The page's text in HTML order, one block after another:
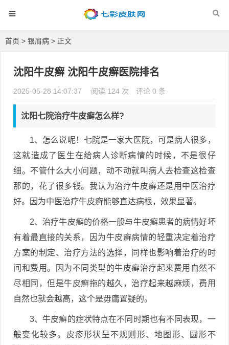
首页 > 银屑病 > 正文
沈阳牛皮癣 沈阳牛皮癣医院排名
2025-05-28 14:07:37 阅读 124 次 评论 0 条
沈阳七院治疗牛皮癣怎么样?
1、怎么说呢！七院是一家大医院，可是病人很多，
这就造成了医生在给病人诊断病情的时候，不是很仔
细。不管什么大小问题，动不动就叫病人去检查这检查
那的，花了很多钱。我认为治疗牛皮癣还是用中医治疗
好。因为中医治疗牛皮癣能够直达病根，效果显著。
2、治疗牛皮癣的价格一般与牛皮癣患者的病情好坏
有着最直接的关系，因为牛皮癣病情的轻重决定着治疗
方案的制定、治疗方法的选择，同样也影响着治疗的时
间和费用。因为不同类型的牛皮癣治疗起来费用自然不
尽相同，但是牛皮癣拖的越久，治疗起来越麻烦，费用
自然也就会越高，这个是毋庸置疑的。
3、牛皮癣的症状特点在不同时期也有不同表现，一
般变化较多。皮疹形状呈不规则形、地图形、圆形不